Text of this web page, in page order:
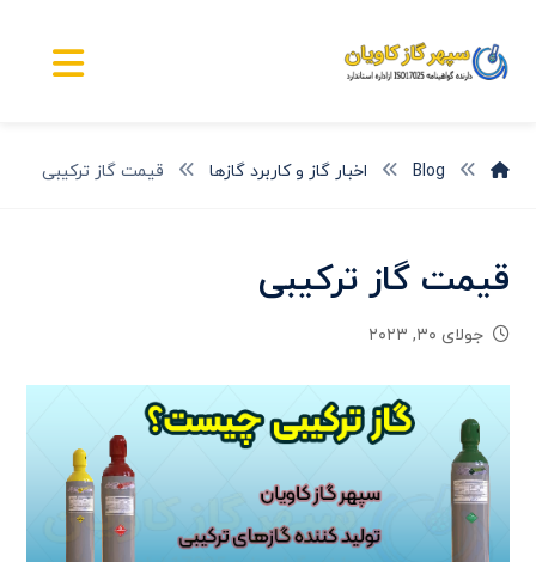
Blog اخبار گاز و کاربرد گازها قیمت گاز ترکیبی
قیمت گاز ترکیبی
جولای ۳۰, ۲۰۲۳